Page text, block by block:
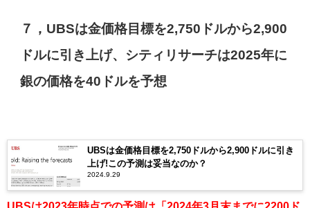
７，UBSは金価格目標を2,750ドルから2,900
ドルに引き上げ、シティリサーチは2025年に
銀の価格を40ドルを予想
UBSは金価格目標を2,750ドルから2,900ドルに引き
上げ!この予測は妥当なのか？
2024.9.29
UBSは2023年時点での予測は「2024年3月末までに2200ド